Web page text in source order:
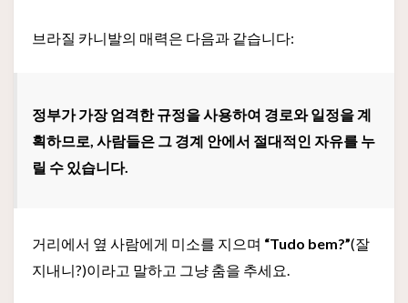
브라질 카니발의 매력은 다음과 같습니다:
정부가 가장 엄격한 규정을 사용하여 경로와 일정을 계
획하므로, 사람들은 그 경계 안에서 절대적인 자유를 누
릴 수 있습니다.
거리에서 옆 사람에게 미소를 지으며 “Tudo bem?”(잘
지내니?)이라고 말하고 그냥 춤을 추세요.